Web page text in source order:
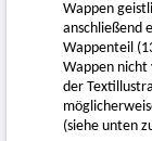
Wappen
anschließend
Wappenteil
Wappen nicht
der
(siehe unten